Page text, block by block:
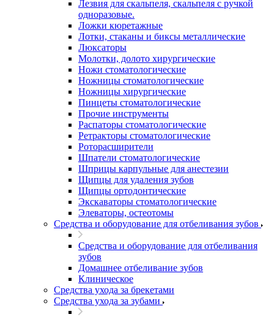
Лезвия для скальпеля, скальпеля с ручкой
одноразовые.
Ложки кюретажные
Лотки, стаканы и биксы металлические
Люксаторы
Молотки, долото хирургические
Ножи стоматологические
Ножницы стоматологические
Ножницы хирургические
Пинцеты стоматологические
Прочие инструменты
Распаторы стоматологические
Ретракторы стоматологические
Роторасширители
Шпатели стоматологические
Шприцы карпульные для анестезии
Щипцы для удаления зубов
Щипцы ортодонтические
Экскаваторы стоматологические
Элеваторы, остеотомы
Средства и оборудование для отбеливания зубов
Средства и оборудование для отбеливания
зубов
Домашнее отбеливание зубов
Клиническое
Средства ухода за брекетами
Средства ухода за зубами